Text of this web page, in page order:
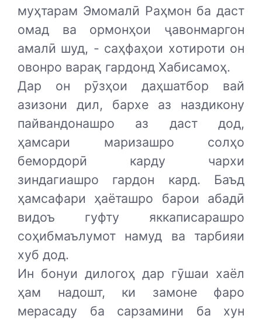
муҳтарам Эмомалӣ Раҳмон ба даст
омад ва ормонҳои ҷавонмаргон
амалӣ шуд, - саҳфаҳои хотироти он
овонро варақ гардонд Хабисамоҳ.
Дар он рӯзҳои даҳшатбор вай
азизони дил, бархе аз наздикону
пайвандонашро аз даст дод,
ҳамсари маризашро солҳо
бемордорӣ карду чархи
зиндагиашро гардон кард. Баъд
ҳамсафари ҳаёташро барои абадӣ
видоъ гуфту яккаписарашро
соҳибмаълумот намуд ва тарбияи
хуб дод.
Ин бонуи дилогоҳ дар гӯшаи хаёл
ҳам надошт, ки замоне фаро
мерасаду ба сарзамини ба хун